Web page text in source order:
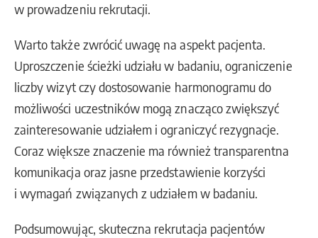
w prowadzeniu rekrutacji.
Warto także zwrócić uwagę na aspekt pacjenta.
Uproszczenie ścieżki udziału w badaniu, ograniczenie
liczby wizyt czy dostosowanie harmonogramu do
możliwości uczestników mogą znacząco zwiększyć
zainteresowanie udziałem i ograniczyć rezygnacje.
Coraz większe znaczenie ma również transparentna
komunikacja oraz jasne przedstawienie korzyści
i wymagań związanych z udziałem w badaniu.
Podsumowując, skuteczna rekrutacja pacjentów